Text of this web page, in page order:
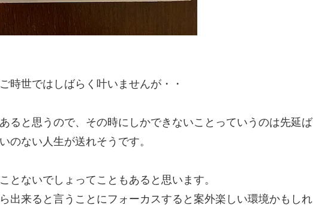
時世ではしばらく叶いませんが・・
ると思うので、その時にしかできないことっていうのは先延ば
のない人生が送れそうです。
とないでしょってこともあると思います。
出来ると言うことにフォーカスすると案外楽しい環境かもしれ